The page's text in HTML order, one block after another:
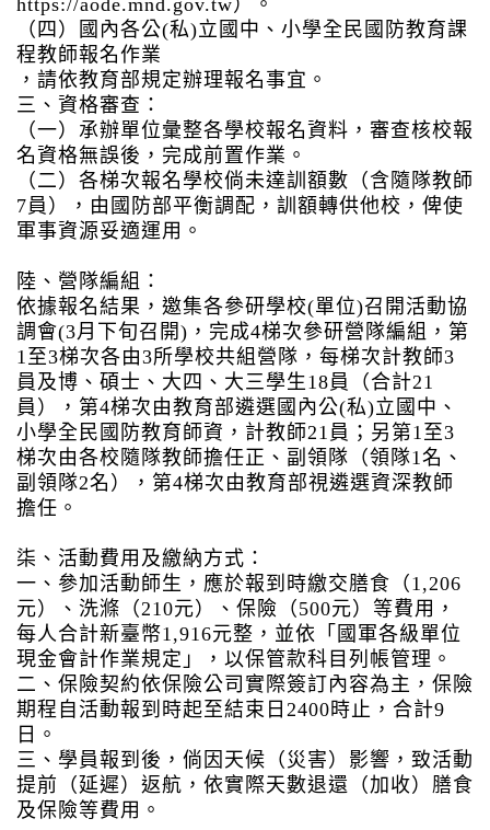
（四）國內各公(私)立國中、小學全民國防教育課
程教師報名作業
，請依教育部規定辦理報名事宜。
三、資格審查：
（一）承辦單位彙整各學校報名資料，審查核校報
名資格無誤後，完成前置作業。
（二）各梯次報名學校倘未達訓額數（含隨隊教師
7員），由國防部平衡調配，訓額轉供他校，俾使
軍事資源妥適運用。
陸、營隊編組：
依據報名結果，邀集各參研學校(單位)召開活動協
調會(3月下旬召開)，完成4梯次參研營隊編組，第
1至3梯次各由3所學校共組營隊，每梯次計教師3
員及博、碩士、大四、大三學生18員（合計21
員），第4梯次由教育部遴選國內公(私)立國中、
小學全民國防教育師資，計教師21員；另第1至3
梯次由各校隨隊教師擔任正、副領隊（領隊1名、
副領隊2名），第4梯次由教育部視遴選資深教師
擔任。
柒、活動費用及繳納方式：
一、參加活動師生，應於報到時繳交膳食（1,206
元）、洗滌（210元）、保險（500元）等費用，
每人合計新臺幣1,916元整，並依「國軍各級單位
現金會計作業規定」，以保管款科目列帳管理。
二、保險契約依保險公司實際簽訂內容為主，保險
期程自活動報到時起至結束日2400時止，合計9
日。
三、學員報到後，倘因天候（災害）影響，致活動
提前（延遲）返航，依實際天數退還（加收）膳食
及保險等費用。